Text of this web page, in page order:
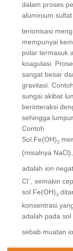
dalam proses
aluminium
terionisasi
mempunyai
polar termasuk
koagulasi.
sangat besar
gravitasi.
sungai akibat
berinteraksi
sehingga
Contoh
Sol Fe(OH)3
(misalnya
adalah ion
Cl–
, semakin
sol Fe(OH)3
konsentrasi
adalah pada sol
sebab muatan